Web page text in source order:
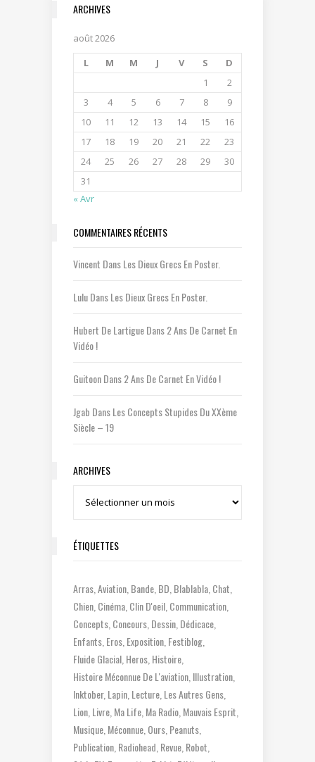
ARCHIVES
août 2026
L
M M J V S
D
1
2
3
4 5 6 7 8
9
10
11 12 13 14 15
16
17
18 19 20 21 22
23
24
25 26 27 28 29
30
31
« Avr
COMMENTAIRES RÉCENTS
Vincent DansLes Dieux Grecs En Poster.
LuluDansLes Dieux Grecs En Poster.
Hubert De LartigueDans2 Ans De Carnet En
Vidéo !
GuitoonDans2 Ans De Carnet En Vidéo !
Jgab DansLes Concepts Stupides Du XXème
Siècle – 19
ARCHIVES
Archives
ÉTIQUETTES
Arras Aviation Bande BD Blablabla Chat
Chien Cinéma Clin D'oeil Communication
Concepts Concours Dessin Dédicace
Enfants Eros Exposition Festiblog
Fluide Glacial Heros Histoire
Histoire Méconnue De L'aviation Illustration
Inktober Lapin Lecture Les Autres Gens
Lion Livre Ma Life Ma Radio Mauvais Esprit
Musique Méconnue Ours Peanuts
Publication Radiohead Revue Robot